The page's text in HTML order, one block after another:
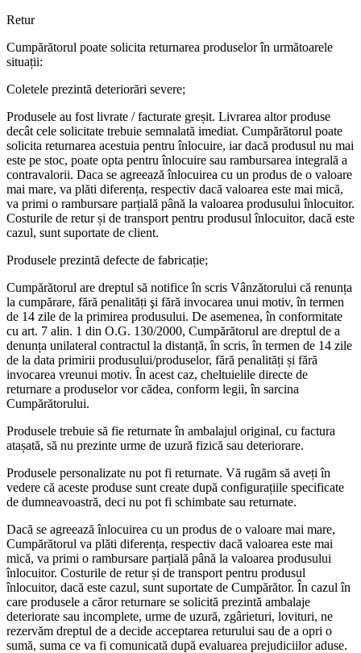
Retur
Cumpărătorul poate solicita returnarea produselor în următoarele
situații:
Coletele prezintă deteriorări severe;
Produsele au fost livrate / facturate greșit. Livrarea altor produse
decât cele solicitate trebuie semnalată imediat. Cumpărătorul poate
solicita returnarea acestuia pentru înlocuire, iar dacă produsul nu mai
este pe stoc, poate opta pentru înlocuire sau rambursarea integrală a
contravalorii. Daca se agreează înlocuirea cu un produs de o valoare
mai mare, va plăti diferența, respectiv dacă valoarea este mai mică,
va primi o rambursare parțială până la valoarea produsului înlocuitor.
Costurile de retur și de transport pentru produsul înlocuitor, dacă este
cazul, sunt suportate de client.
Produsele prezintă defecte de fabricație;
Cumpărătorul are dreptul să notifice în scris Vânzătorului că renunța
la cumpărare, fără penalități şi fără invocarea unui motiv, în termen
de 14 zile de la primirea produsului. De asemenea, în conformitate
cu art. 7 alin. 1 din O.G. 130/2000, Cumpărătorul are dreptul de a
denunța unilateral contractul la distanță, în scris, în termen de 14 zile
de la data primirii produsului/produselor, fără penalități și fără
invocarea vreunui motiv. În acest caz, cheltuielile directe de
returnare a produselor vor cădea, conform legii, în sarcina
Cumpărătorului.
Produsele trebuie să fie returnate în ambalajul original, cu factura
atașată, să nu prezinte urme de uzură fizică sau deteriorare.
Produsele personalizate nu pot fi returnate. Vă rugăm să aveți în
vedere că aceste produse sunt create după configurațiile specificate
de dumneavoastră, deci nu pot fi schimbate sau returnate.
Dacă se agreează înlocuirea cu un produs de o valoare mai mare,
Cumpărătorul va plăti diferența, respectiv dacă valoarea este mai
mică, va primi o rambursare parțială până la valoarea produsului
înlocuitor. Costurile de retur și de transport pentru produsul
înlocuitor, dacă este cazul, sunt suportate de Cumpărător. În cazul în
care produsele a căror returnare se solicită prezintă ambalaje
deteriorate sau incomplete, urme de uzură, zgârieturi, lovituri, ne
rezervăm dreptul de a decide acceptarea returului sau de a opri o
sumă, suma ce va fi comunicată după evaluarea prejudiciilor aduse.